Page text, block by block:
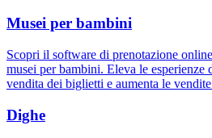
Musei per bambini
Scopri il software di prenotazione
musei per bambini. Eleva le esperienze
vendita dei biglietti e aumenta le
Dighe